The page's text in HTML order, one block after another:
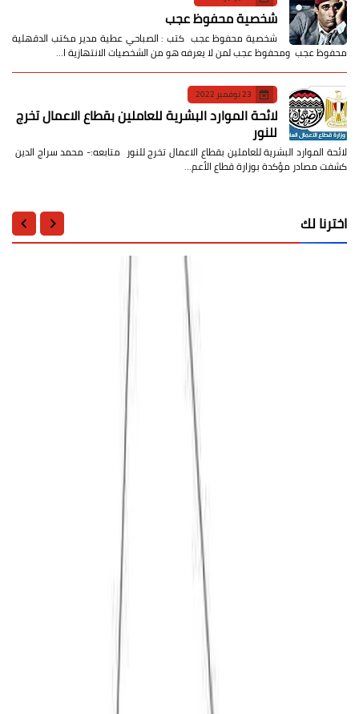
شخصية محفوظ عجب
شخصية محفوظ عجب كتب : الصباحي عطية مدير مكتب الدقهلية
محفوظ عجب ومحفوظ عجب لمن لا يعرفه هو من الشخصيات الانتهازية ا…
23 نوفمبر 2022
لائحة الموارد البشرية للعاملين بقطاع الاعمال تخرج
للنور
لائحة الموارد البشرية للعاملين بقطاع الاعمال تخرج للنور متابعه:- محمد سراج الدين
كشفت مصادر مؤكدة بوزارة قطاع الأعم…
اخترنا لك